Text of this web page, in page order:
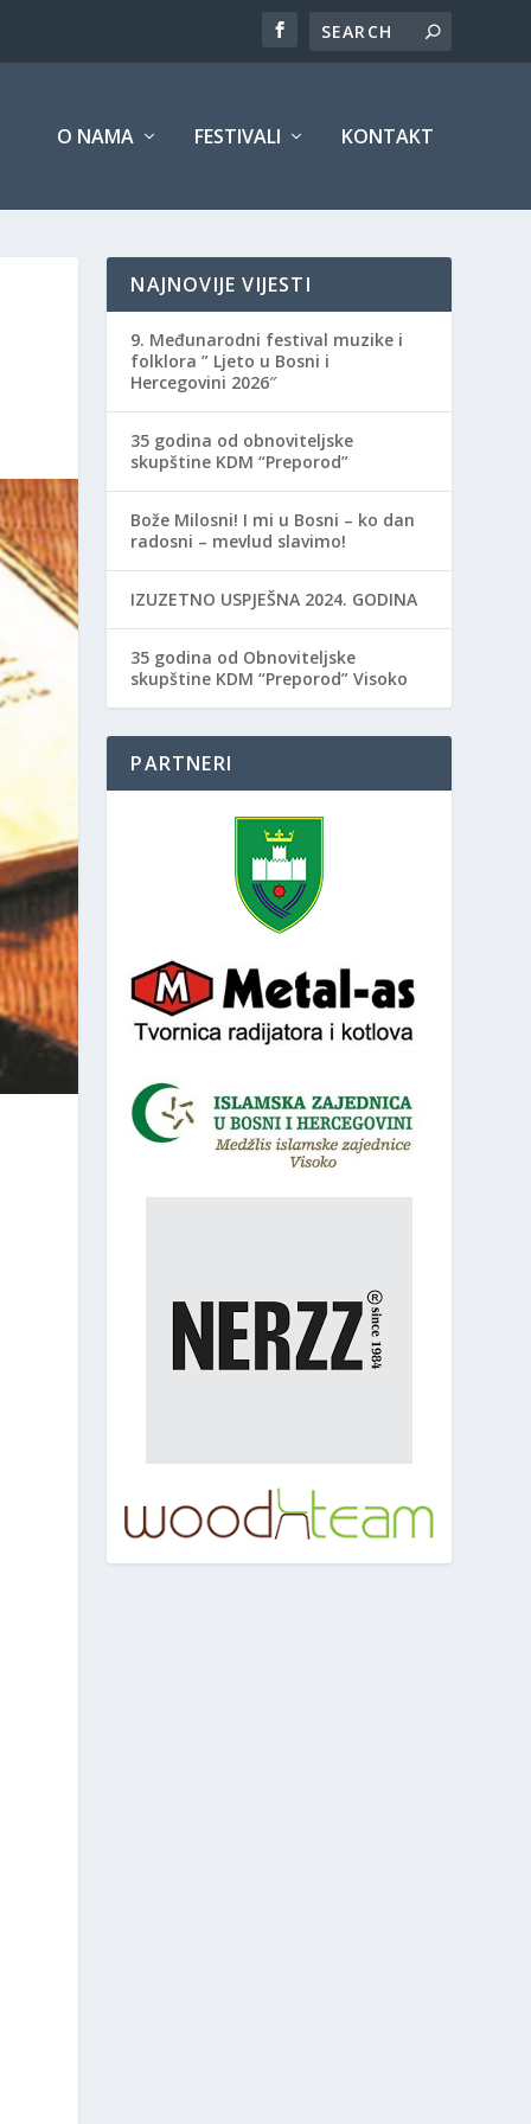
O NAMA FESTIVALI KONTAKT
NAJNOVIJE VIJESTI
9. Međunarodni festival muzike i
folklora ” Ljeto u Bosni i
Hercegovini 2026″
35 godina od obnoviteljske
skupštine KDM “Preporod”
Bože Milosni! I mi u Bosni – ko dan
radosni – mevlud slavimo!
IZUZETNO USPJEŠNA 2024. GODINA
35 godina od Obnoviteljske
skupštine KDM “Preporod” Visoko
PARTNERI